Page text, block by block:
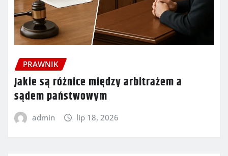
PRAWNIK
Jakie są różnice między arbitrażem a
sądem państwowym
admin lip 18, 2026